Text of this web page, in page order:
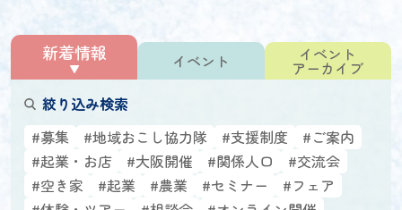
新着情報 イベント イベント
アーカイブ
絞り込み検索
#募集
#地域おこし協力隊 #支援制度
#ご案内
#起業・お店
#大阪開催 #関係人口
#交流会
#空き家
#起業 #農業 #セミナー
#フェア